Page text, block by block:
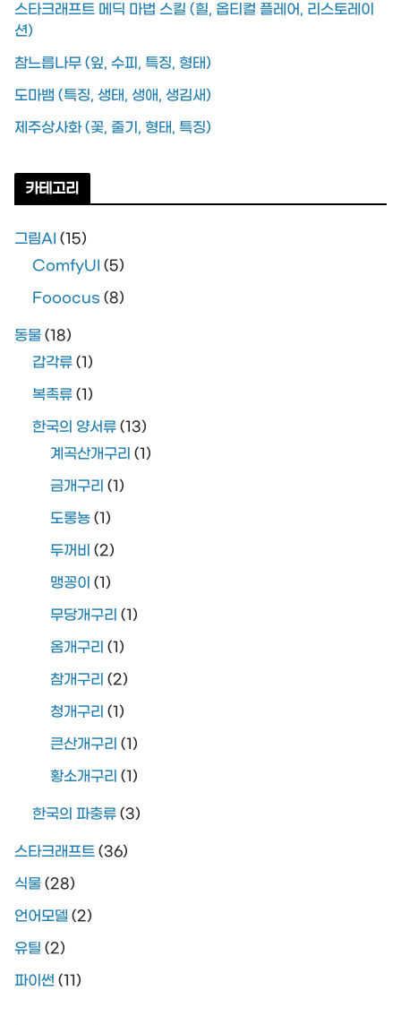
스타크래프트 메딕 마법 스킬 (힐, 옵티컬 플레어, 리스토레이
션)
참느릅나무 (잎, 수피, 특징, 형태)
도마뱀 (특징, 생태, 생애, 생김새)
제주상사화 (꽃, 줄기, 형태, 특징)
카테고리
그림AI (15)
ComfyUI (5)
Fooocus (8)
동물 (18)
갑각류 (1)
복족류 (1)
한국의 양서류 (13)
계곡산개구리 (1)
금개구리 (1)
도롱뇽 (1)
두꺼비 (2)
맹꽁이 (1)
무당개구리 (1)
옴개구리 (1)
참개구리 (2)
청개구리 (1)
큰산개구리 (1)
황소개구리 (1)
한국의 파충류 (3)
스타크래프트 (36)
식물 (28)
언어모델 (2)
유틸 (2)
파이썬 (11)